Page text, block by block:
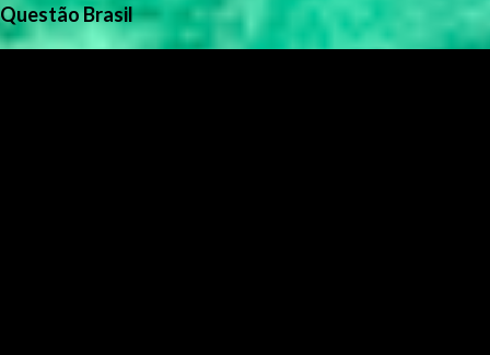
Questão Brasil